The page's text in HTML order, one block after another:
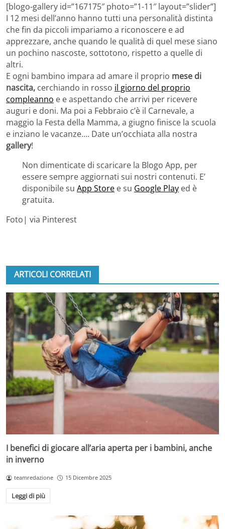
[blogo-gallery id=”167175″ photo=”1-11″ layout=”slider”]
I 12 mesi dell’anno hanno tutti una personalità distinta
che fin da piccoli impariamo a riconoscere e ad
apprezzare, anche quando le qualità di quel mese siano
un pochino nascoste, sottotono, rispetto a quelle di
altri.
E ogni bambino impara ad amare il proprio mese di
nascita, cerchiando in rosso il giorno del proprio
compleanno e e aspettando che arrivi per ricevere
auguri e doni. Ma poi a Febbraio c’è il Carnevale, a
maggio la Festa della Mamma, a giugno finisce la scuola
e inziano le vacanze…. Date un’occhiata alla nostra
gallery!
Non dimenticate di scaricare la Blogo App, per
essere sempre aggiornati sui nostri contenuti. E’
disponibile su App Store e su Google Play ed è
gratuita.
Foto| via Pinterest
ARTICOLI CORRELATI
I benefici di giocare all’aria aperta per i bambini, anche
in inverno
teamredazione 15 Dicembre 2025
Leggi di più